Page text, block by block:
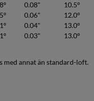
0.08"
10.5°
0.06"
12.0°
0.04"
13.0°
0.03" 13.0°
med annat än standard-loft.